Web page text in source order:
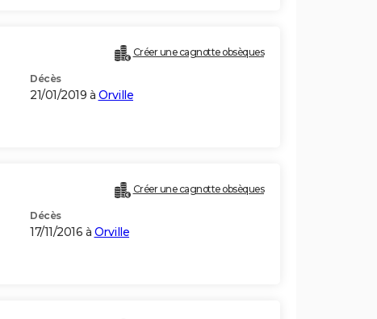
Créer une cagnotte obsèques
Décès
21/01/2019 à Orville
Créer une cagnotte obsèques
Décès
17/11/2016 à Orville